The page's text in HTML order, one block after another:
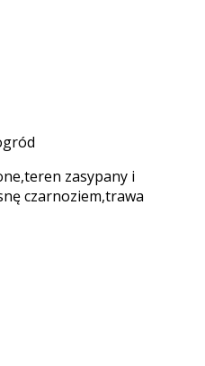
zasypany i
czarnoziem,trawa